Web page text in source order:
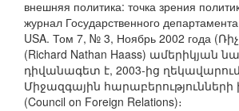
внешняя политика: точка зрения
журнал Государственного
USA. Том 7, № 3, Ноябрь 2002 года
(Richard Nathan Haass) ամերիկյան
դիվանագետ է, 2003-ից
Միջազգային հարաբերությունների
(Council on Foreign Relations)։